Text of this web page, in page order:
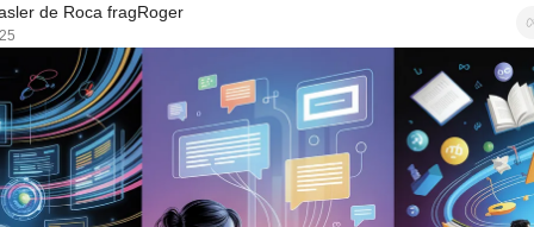
de Roca fragRoger